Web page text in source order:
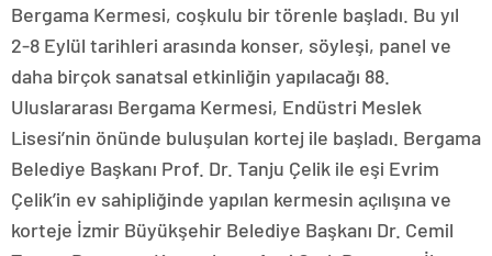
Bergama Kermesi, coşkulu bir törenle başladı. Bu yıl
2-8 Eylül tarihleri arasında konser, söyleşi, panel ve
daha birçok sanatsal etkinliğin yapılacağı 88.
Uluslararası Bergama Kermesi, Endüstri Meslek
Lisesi’nin önünde buluşulan kortej ile başladı. Bergama
Belediye Başkanı Prof. Dr. Tanju Çelik ile eşi Evrim
Çelik’in ev sahipliğinde yapılan kermesin açılışına ve
korteje İzmir Büyükşehir Belediye Başkanı Dr. Cemil